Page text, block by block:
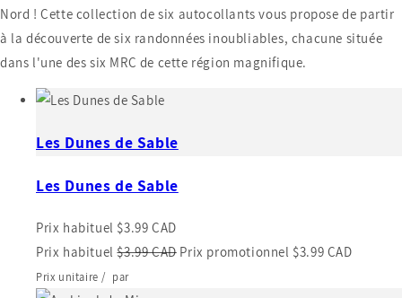
Nord ! Cette collection de six autocollants vous propose de partir
à la découverte de six randonnées inoubliables, chacune située
dans l'une des six MRC de cette région magnifique.
Les Dunes de Sable
Les Dunes de Sable
Prix habituel $3.99 CAD
Prix habituel $3.99 CAD Prix promotionnel $3.99 CAD
Prix unitaire / par